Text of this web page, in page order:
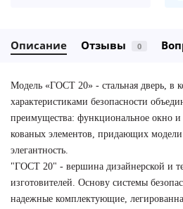
Описание Отзывы 0
Модель «ГОСТ 20» - стальная дверь, в
характеристиками безопасности
преимущества: функциональное окно
кованых элементов, придающих
элегантность.
"ГОСТ 20" - вершина дизайнерской и
изготовителей. Основу системы
надежные комплектующие,